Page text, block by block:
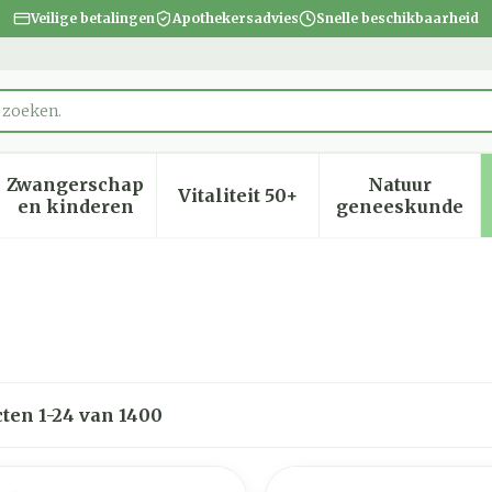
Veilige betalingen Apothekersadvies Snelle beschikbaarheid
verzorging en hygiëne categorie
voor Dieet, voeding en vitamines categorie
Zwangerschap
en kinderenToon submenu voor Zwangerschap en
Vitaliteit 50+Toon submenu voor
Natuur
geneeskunde
Toon
1-24 van 1400